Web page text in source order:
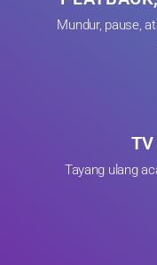
Mundur, pause,
Tayang ulang